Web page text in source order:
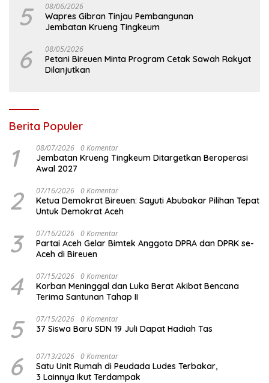
5 08/06/2026
Wapres Gibran Tinjau Pembangunan
Jembatan Krueng Tingkeum
6 08/05/2026
Petani Bireuen Minta Program Cetak Sawah Rakyat
Dilanjutkan
Berita Populer
1 08/07/2026 0 Komentar
Jembatan Krueng Tingkeum Ditargetkan Beroperasi
Awal 2027
2 07/16/2026 0 Komentar
Ketua Demokrat Bireuen: Sayuti Abubakar Pilihan Tepat
Untuk Demokrat Aceh
3 07/16/2026 0 Komentar
Partai Aceh Gelar Bimtek Anggota DPRA dan DPRK se-
Aceh di Bireuen
4 07/15/2026 0 Komentar
Korban Meninggal dan Luka Berat Akibat Bencana
Terima Santunan Tahap II
5 07/15/2026 0 Komentar
37 Siswa Baru SDN 19 Juli Dapat Hadiah Tas
6 07/13/2026 0 Komentar
Satu Unit Rumah di Peudada Ludes Terbakar,
3 Lainnya Ikut Terdampak